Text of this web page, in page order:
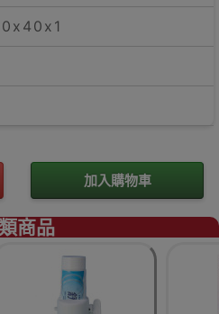
加入購物車
商品